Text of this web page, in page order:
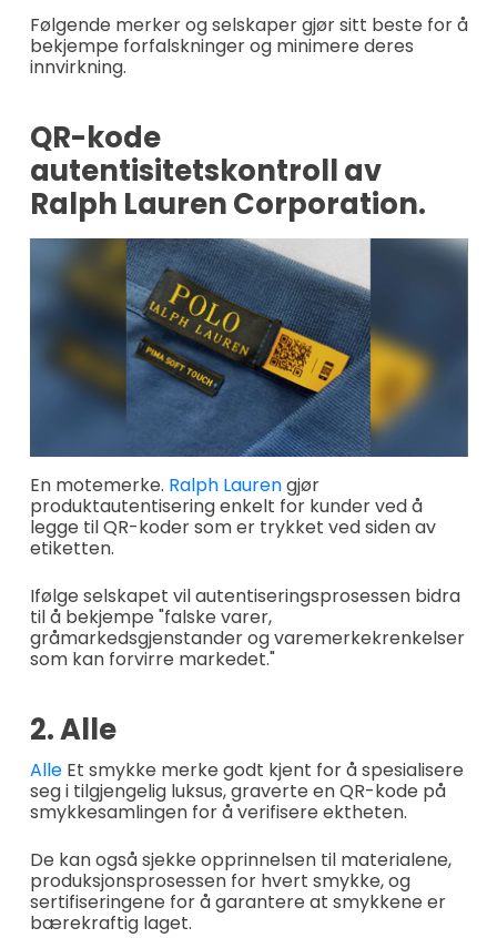
Følgende merker og selskaper gjør sitt beste for å
bekjempe forfalskninger og minimere deres
innvirkning.
QR-kode
autentisitetskontroll av
Ralph Lauren Corporation.
En motemerke. Ralph Laurengjør
produktautentisering enkelt for kunder ved å
legge til QR-koder som er trykket ved siden av
etiketten.
Ifølge selskapet vil autentiseringsprosessen bidra
til å bekjempe "falske varer,
gråmarkedsgjenstander og varemerkekrenkelser
som kan forvirre markedet."
2. Alle
Alle Et smykke merke godt kjent for å spesialisere
seg i tilgjengelig luksus, graverte en QR-kode på
smykkesamlingen for å verifisere ektheten.
De kan også sjekke opprinnelsen til materialene,
produksjonsprosessen for hvert smykke, og
sertifiseringene for å garantere at smykkene er
bærekraftig laget.